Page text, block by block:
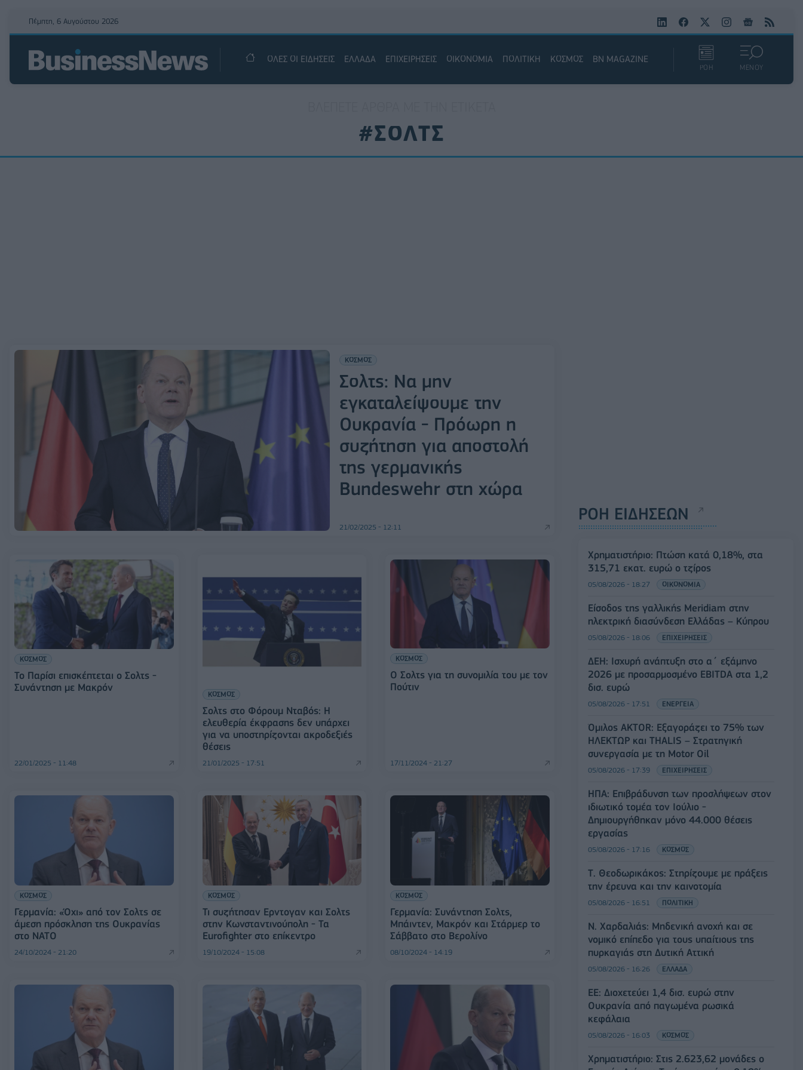
Πέμπτη, 6 Αυγούστου 2026
ΟΛΕΣ ΟΙ ΕΙΔΗΣΕΙΣ ΕΛΛΑΔΑ ΕΠΙΧΕΙΡΗΣΕΙΣ ΟΙΚΟΝΟΜΙΑ ΠΟΛΙΤΙΚΗ ΚΟΣΜΟΣ BN MAGAZINE
ΡΟΗ ΜΕΝΟΥ
#ΣΟΛΤΣ
ΚΟΣΜΟΣ
Σολτς: Να μην
εγκαταλείψουμε την
Ουκρανία - Πρόωρη η
συζήτηση για αποστολή
της γερμανικής
Bundeswehr στη χώρα
21/02/2025 - 12:11
ΚΟΣΜΟΣ
Το Παρίσι επισκέπτεται ο Σολτς -
Συνάντηση με Μακρόν
22/01/2025 - 11:48
ΚΟΣΜΟΣ
Σολτς στο Φόρουμ Νταβός: Η
ελευθερία έκφρασης δεν υπάρχει
για να υποστηρίζονται ακροδεξιές
θέσεις
21/01/2025 - 17:51
ΚΟΣΜΟΣ
Ο Σολτς για τη συνομιλία του με τον
Πούτιν
17/11/2024 - 21:27
ΚΟΣΜΟΣ
Γερμανία: «Όχι» από τον Σολτς σε
άμεση πρόσκληση της Ουκρανίας
στο ΝΑΤΟ
24/10/2024 - 21:20
ΚΟΣΜΟΣ
Τι συζήτησαν Ερντογαν και Σολτς
στην Κωνσταντινούπολη - Τα
Eurofighter στο επίκεντρο
19/10/2024 - 15:08
ΚΟΣΜΟΣ
Γερμανία: Συνάντηση Σολτς,
Μπάιντεν, Μακρόν και Στάρμερ το
Σάββατο στο Βερολίνο
08/10/2024 - 14:19
ΡΟΗ ΕΙΔΗΣΕΩΝ
Χρηματιστήριο: Πτώση κατά 0,18%, στα
315,71 εκατ. ευρώ ο τζίρος
05/08/2026 - 18:27 ΟΙΚΟΝΟΜΙΑ
Είσοδος της γαλλικής Meridiam στην
ηλεκτρική διασύνδεση Ελλάδας – Κύπρου
05/08/2026 - 18:06 ΕΠΙΧΕΙΡΗΣΕΙΣ
ΔΕΗ: Ισχυρή ανάπτυξη στο α΄ εξάμηνο
2026 με προσαρμοσμένο EBITDA στα 1,2
δισ. ευρώ
05/08/2026 - 17:51 ΕΝΕΡΓΕΙΑ
Όμιλος AKTOR: Εξαγοράζει το 75% των
ΗΛΕΚΤΩΡ και THALIS – Στρατηγική
συνεργασία με τη Motor Oil
05/08/2026 - 17:39 ΕΠΙΧΕΙΡΗΣΕΙΣ
ΗΠΑ: Επιβράδυνση των προσλήψεων στον
ιδιωτικό τομέα τον Ιούλιο -
Δημιουργήθηκαν μόνο 44.000 θέσεις
εργασίας
05/08/2026 - 17:16 ΚΟΣΜΟΣ
Τ. Θεοδωρικάκος: Στηρίζουμε με πράξεις
την έρευνα και την καινοτομία
05/08/2026 - 16:51 ΠΟΛΙΤΙΚΗ
Ν. Χαρδαλιάς: Μηδενική ανοχή και σε
νομικό επίπεδο για τους υπαίτιους της
πυρκαγιάς στη Δυτική Αττική
05/08/2026 - 16:26 ΕΛΛΑΔΑ
ΕΕ: Διοχετεύει 1,4 δισ. ευρώ στην
Ουκρανία από παγωμένα ρωσικά
κεφάλαια
05/08/2026 - 16:03 ΚΟΣΜΟΣ
Χρηματιστήριο: Στις 2.623,62 μονάδες ο